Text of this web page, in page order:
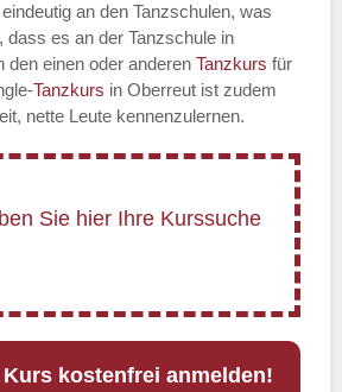
an den Tanzschulen, was
dass es an der Tanzschule in
den einen oder anderen Tanzkurs für
Tanzkurs in Oberreut ist zudem
nette Leute kennenzulernen.
kostenfrei anmelden!